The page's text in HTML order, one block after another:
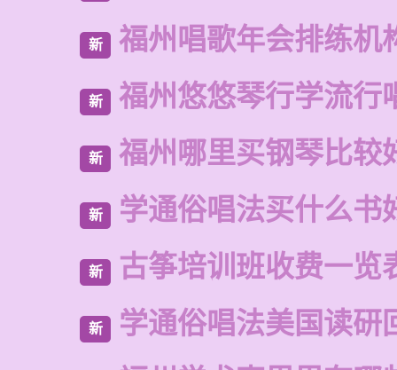
新 福州唱歌年会排练机
新 福州悠悠琴行学流行
新 福州哪里买钢琴比较
新 学通俗唱法买什么书
新 古筝培训班收费一览
新
学通俗唱法美国读研